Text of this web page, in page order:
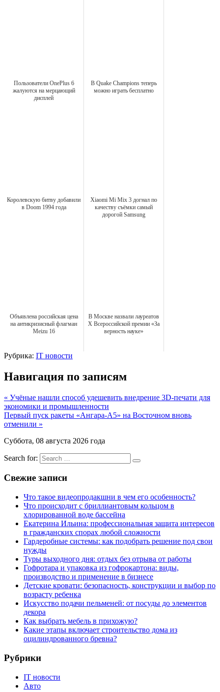
Пользователи OnePlus 6
жалуются на мерцающий
дисплей
В Quake Champions теперь
можно играть бесплатно
Королевскую битву добавили
в Doom 1994 года
Xiaomi Mi Mix 3 догнал по
качеству съёмки самый
дорогой Samsung
Объявлена российская цена
на антикризисный флагман
Meizu 16
В Москве назвали лауреатов
X Всероссийской премии «За
верность науке»
Рубрика: IT новости
Навигация по записям
« Учёные нашли способ удешевить внедрение 3D-печати для
экономики и промышленности
Первый пуск ракеты «Ангара-А5» на Восточном вновь
отменили »
Суббота, 08 августа 2026 года
Search for:
Свежие записи
Что такое видеопродакшни в чем его особенность?
Что происходит с бриллиантовым кольцом в
хлорированной воде бассейна
Екатерина Ильина: профессиональная защита интересов
в гражданских спорах любой сложности
Гардеробные системы: как подобрать решение под свои
нужды
Туры выходного дня: отдых без отрыва от работы
Гофротара и упаковка из гофрокартона: виды,
производство и применение в бизнесе
Детские кровати: безопасность, конструкции и выбор по
возрасту ребенка
Искусство подачи пельменей: от посуды до элементов
декора
Как выбрать мебель в прихожую?
Какие этапы включает строительство дома из
оцилиндрованного бревна?
Рубрики
IT новости
Авто